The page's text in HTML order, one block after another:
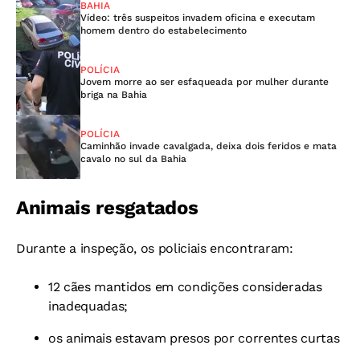
BAHIA
Vídeo: três suspeitos invadem oficina e executam
homem dentro do estabelecimento
POLÍCIA
Jovem morre ao ser esfaqueada por mulher durante
briga na Bahia
POLÍCIA
Caminhão invade cavalgada, deixa dois feridos e mata
cavalo no sul da Bahia
Animais resgatados
Durante a inspeção, os policiais encontraram:
12 cães mantidos em condições consideradas
inadequadas;
os animais estavam presos por correntes curtas